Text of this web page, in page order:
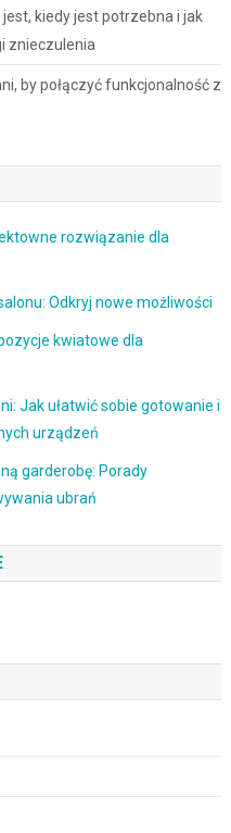
kiedy jest potrzebna i jak
znieczulenia
by połączyć funkcjonalność z
rozwiązanie dla
Odkryj nowe możliwości
kwiatowe dla
Jak ułatwić sobie gotowanie i
urządzeń
garderobę: Porady
ubrań